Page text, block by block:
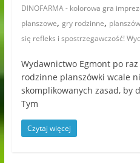
DINOFARMA - kolorowa gra
planszowe, gry rodzinne,
się refleks i spostrzegawczość!
Wydawnictwo Egmont po
rodzinne planszówki wcale
skomplikowanych zasad, by
Tym
Czytaj więcej